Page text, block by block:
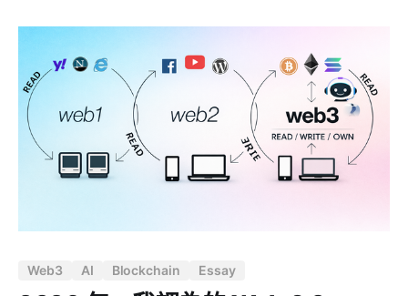
年我寫 AI 長文心得的時候，大家被 ChatGPT、GPT-4、
Midjourney 震撼到，問的是「Google
Web3 AI Blockchain Essay